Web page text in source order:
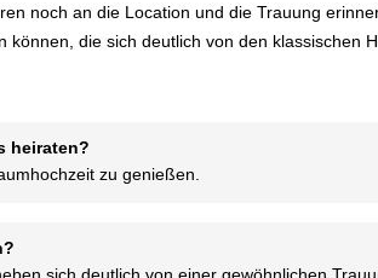
noch an die Location und die Trauung
die sich deutlich von den klassischen
heiraten?
zu genießen.